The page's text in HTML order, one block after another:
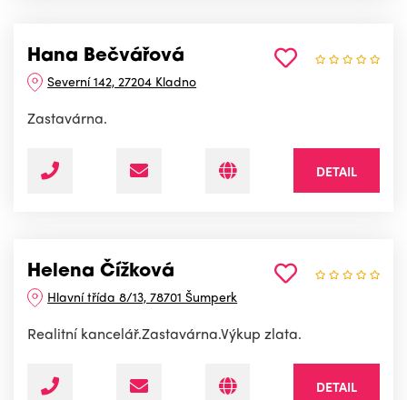
Hana Bečvářová
Severní 142, 27204 Kladno
Zastavárna.
DETAIL
Helena Čížková
Hlavní třída 8/13, 78701 Šumperk
Realitní kancelář.Zastavárna.Výkup zlata.
DETAIL